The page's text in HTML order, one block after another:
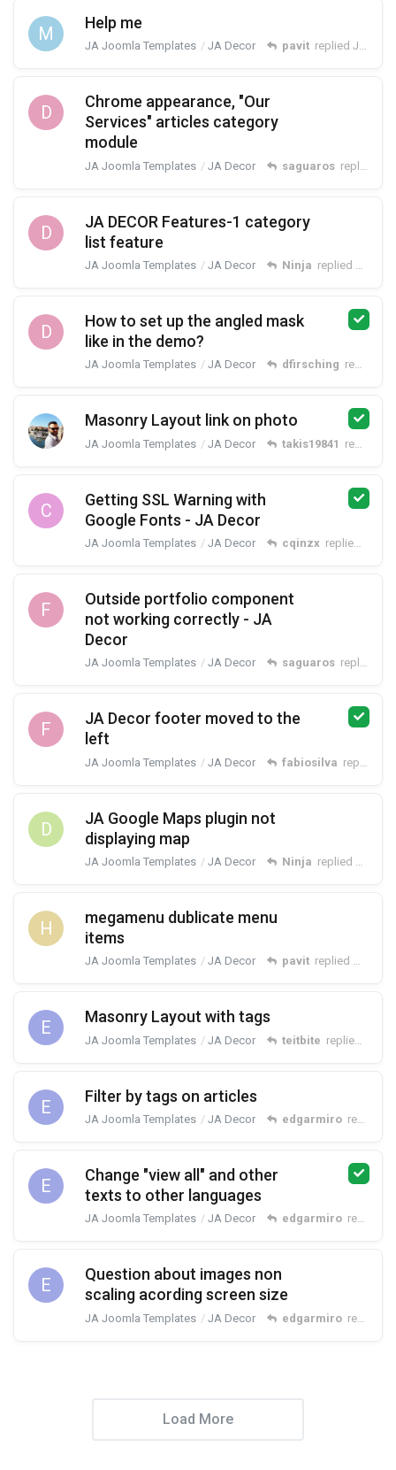
M
Help me
JA Joomla Templates JA Decor pavit replied Jul 18, 2019
D
Chrome appearance, "Our
Services" articles category
module
JA Joomla Templates JA Decor saguaros replied
D
JA DECOR Features-1 category
list feature
JA Joomla Templates JA Decor Ninja replied
D
How to set up the angled mask
like in the demo?
JA Joomla Templates JA Decor dfirsching replied
Masonry Layout link on photo
JA Joomla Templates JA Decor takis19841 replied
C
Getting SSL Warning with
Google Fonts - JA Decor
JA Joomla Templates JA Decor cqinzx replied
F
Outside portfolio component
not working correctly - JA
Decor
JA Joomla Templates JA Decor saguaros replied
F
JA Decor footer moved to the
left
JA Joomla Templates JA Decor fabiosilva replied
D
JA Google Maps plugin not
displaying map
JA Joomla Templates JA Decor Ninja replied
H
megamenu dublicate menu
items
JA Joomla Templates JA Decor pavit replied Nov 25,
E
Masonry Layout with tags
JA Joomla Templates JA Decor teitbite replied
E
Filter by tags on articles
JA Joomla Templates JA Decor edgarmiro replied
E
Change "view all" and other
texts to other languages
JA Joomla Templates JA Decor edgarmiro replied
E
Question about images non
scaling acording screen size
JA Joomla Templates JA Decor edgarmiro replied
Load More